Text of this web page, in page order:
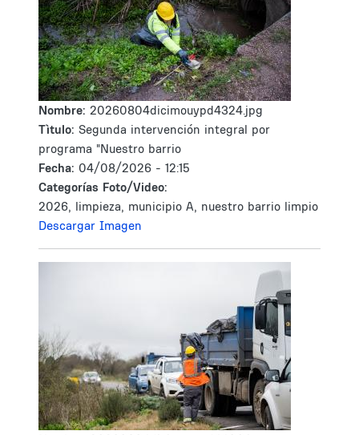
Nombre: 20260804dicimouypd4324.jpg
Tìtulo: Segunda intervención integral por
programa "Nuestro barrio
Fecha: 04/08/2026 - 12:15
Categorías Foto/Video:
2026, limpieza, municipio A, nuestro barrio limpio
Descargar Imagen